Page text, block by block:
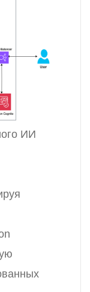
ИИ